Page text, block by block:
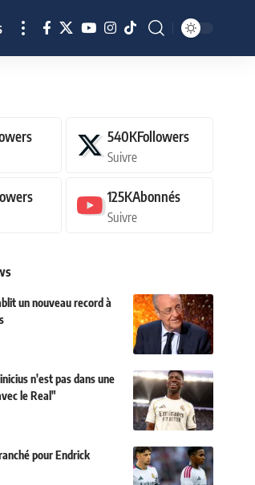
540KFollowers
Suivre
125KAbonnés
Suivre
un nouveau record à
n'est pas dans une
le Real"
pour Endrick